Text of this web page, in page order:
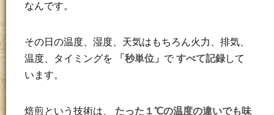
なんです。
その日の温度、湿度、天気はもちろん火力、排気、
温度、タイミングを
「秒単位」 ですべて記録して
います。
焙煎という技術は、 たった１℃の温度の違いでも味